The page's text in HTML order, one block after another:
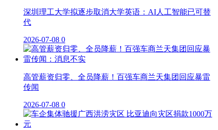
深圳理工大学拟逐步取消大学英语：AI人工智能已可替
代
2026-07-08 0
高管薪资归零、全员降薪！百强车商兰天集团回应暴雷
传闻
2026-07-08 0